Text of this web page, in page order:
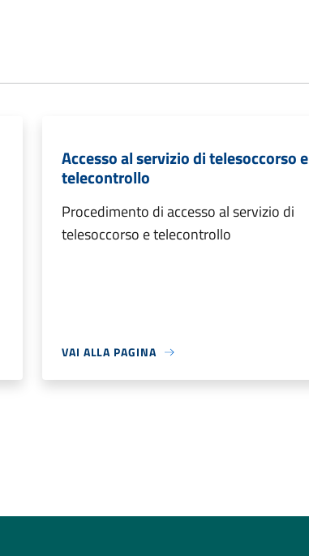
Accesso al servizio di telesoccorso e
telecontrollo
Procedimento di accesso al servizio di
telesoccorso e telecontrollo
VAI ALLA PAGINA